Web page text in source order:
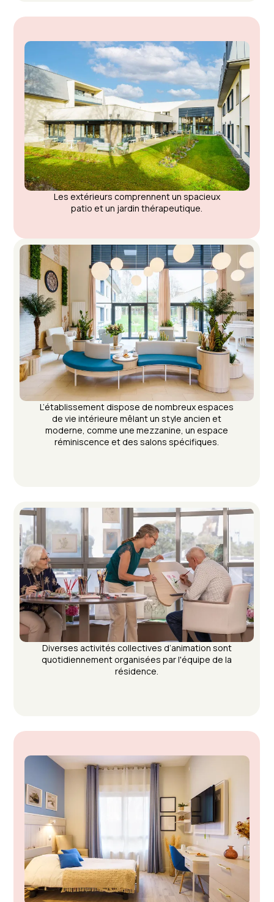
Les extérieurs comprennent un spacieux
patio et un jardin thérapeutique.
L’établissement dispose de nombreux espaces
de vie intérieure mêlant un style ancien et
moderne, comme une mezzanine, un espace
réminiscence et des salons spécifiques.
Diverses activités collectives d’animation sont
quotidiennement organisées par l'équipe de la
résidence.